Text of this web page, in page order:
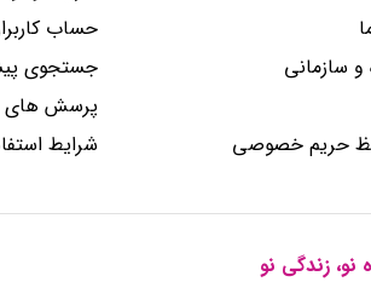
سازمانی
حریم خصوصی
حساب
جستجوی
پرسش های
شرایط
نو، زندگی نو